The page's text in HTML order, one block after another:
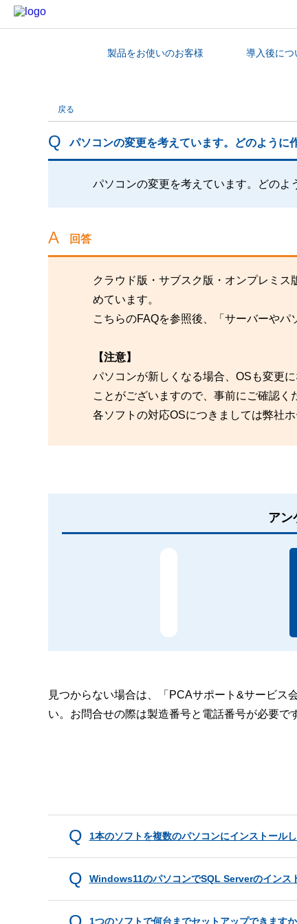
カテゴリから探す製品をお使いのお客様 導入後につ
戻る
パソコンの変更を考えています。どのように
パソコンの変更を考えています。どのよ
回答
クラウド版・サブスク版・オンプレミ
めています。
こちらのFAQを参照後、「サーバーやパ
【注意】
パソコンが新しくなる場合、OSも変更
ことがございますので、事前にご確認く
各ソフトの対応OSにつきましては弊社
アン
見つからない場合は、「PCAサポート&サービス
い。お問合せの際は製造番号と電話番号が必要で
1本のソフトを複数のパソコンにインストールし
Windows11のパソコンでSQL Serverのインス
1つのソフトで何台までセットアップできますか